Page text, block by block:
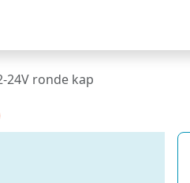
24V ronde kap